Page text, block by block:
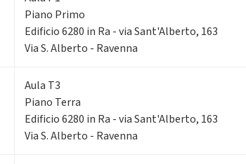
Piano Primo
Edificio 6280 in Ra - via Sant'Alberto, 163
Via S. Alberto - Ravenna
Aula T3
Piano Terra
Edificio 6280 in Ra - via Sant'Alberto, 163
Via S. Alberto - Ravenna